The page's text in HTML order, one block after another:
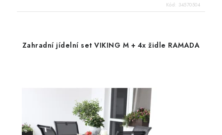
Kód: 34570504
Zahradní jídelní set VIKING M + 4x židle RAMADA